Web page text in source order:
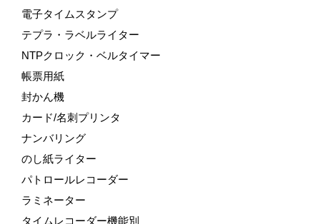
電子タイムスタンプ
テプラ・ラベルライター
NTPクロック・ベルタイマー
帳票用紙
封かん機
カード/名刺プリンタ
ナンバリング
のし紙ライター
パトロールレコーダー
ラミネーター
タイムレコーダー機能別